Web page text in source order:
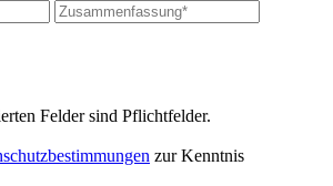
Felder sind Pflichtfelder.
zur Kenntnis